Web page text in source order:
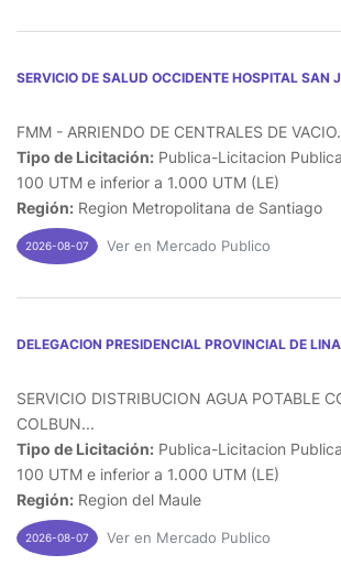
SERVICIO DE SALUD OCCIDENTE HOSPITAL SAN
FMM - ARRIENDO DE CENTRALES DE
Tipo de Licitación: Publica-Licitacion
100 UTM e inferior a 1.000 UTM (LE)
Región: Region Metropolitana de Santiago
2026-08-07 Ver en Mercado Publico
DELEGACION PRESIDENCIAL PROVINCIAL DE
SERVICIO DISTRIBUCION AGUA POTABLE
COLBUN...
Tipo de Licitación: Publica-Licitacion
100 UTM e inferior a 1.000 UTM (LE)
Región: Region del Maule
2026-08-07 Ver en Mercado Publico